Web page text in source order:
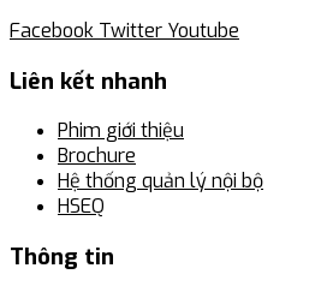
Facebook Twitter Youtube
Liên kết nhanh
Phim giới thiệu
Brochure
Hệ thống quản lý nội bộ
HSEQ
Thông tin